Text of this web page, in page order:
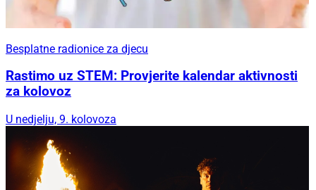
Besplatne radionice za djecu
Rastimo uz STEM: Provjerite kalendar aktivnosti
za kolovoz
U nedjelju, 9. kolovoza